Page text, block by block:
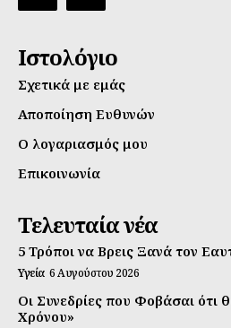
Ιστολόγιο
Σχετικά με εμάς
Αποποίηση Ευθυνών
Ο λογαριασμός μου
Επικοινωνία
Τελευταία νέα
5 Τρόποι να Βρεις Ξανά τον
Υγεία 6 Αυγούστου 2026
Οι Συνεδρίες που Φοβάσαι ότι
Χρόνου»